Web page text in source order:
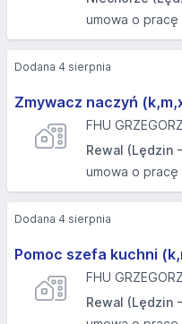
umowa o pracę
Zmywacz naczyń
FHU
Rewal (Lędzin
umowa o pracę
Dodana 4 sierpnia
Pomoc szefa kuchni
FHU
Rewal (Lędzin
Dodana 4 sierpnia